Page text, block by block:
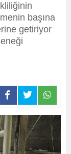
başına
getiriyor